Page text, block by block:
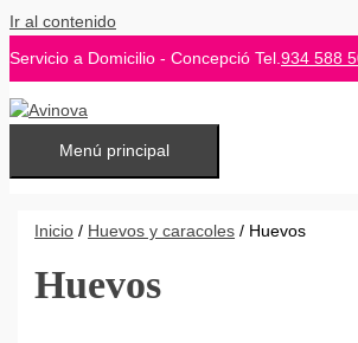
Ir al contenido
Servicio a Domicilio - Concepció Tel.934 588
Menú principal
Inicio / Huevos y caracoles / Huevos
Huevos